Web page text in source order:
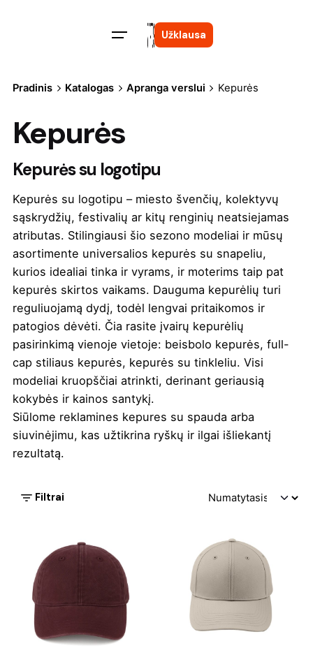
Užklausa
Pradinis Katalogas Apranga verslui Kepurės
Kepurės
Kepurės su logotipu
Kepurės su logotipu – miesto švenčių, kolektyvų
sąskrydžių, festivalių ar kitų renginių neatsiejamas
atributas. Stilingiausi šio sezono modeliai ir mūsų
asortimente universalios kepurės su snapeliu,
kurios idealiai tinka ir vyrams, ir moterims taip pat
kepurės skirtos vaikams. Dauguma kepurėlių turi
reguliuojamą dydį, todėl lengvai pritaikomos ir
patogios dėvėti. Čia rasite įvairų kepurėlių
pasirinkimą vienoje vietoje: beisbolo kepurės, full-
cap stiliaus kepurės, kepurės su tinkleliu. Visi
modeliai kruopščiai atrinkti, derinant geriausią
kokybės ir kainos santykį.
Siūlome reklamines kepures su spauda arba
siuvinėjimu, kas užtikrina ryškų ir ilgai išliekantį
rezultatą.
Filtrai